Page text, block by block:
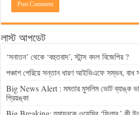
লাস্ট আপডেট
‘সনাতন’ থেকে ‘বহুতবাদ’, স্টান্স বদল বিজেপির ?
পঞ্চাশ পেরিয়ে সন্তান ধারণ আইভিএফে সম্ভব,
Big News Alert : মমতার মুসলিম ভোট ব্যাঙ্ক
প্রিয়ঙ্কা